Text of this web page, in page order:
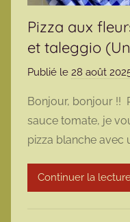
Pizza aux
et taleggio
Publié le 28 août
Bonjour, bonjour !!
sauce tomate, je
pizza blanche avec
Continuer la